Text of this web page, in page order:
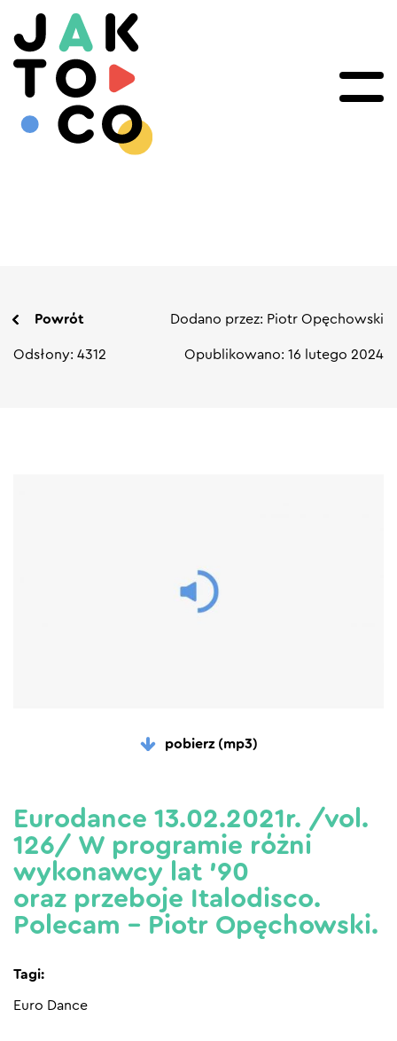
Powrót Dodano przez: Piotr Opęchowski
Odsłony: 4312 Opublikowano: 16 lutego 2024
pobierz (mp3)
Eurodance 13.02.2021r. /vol.
126/ W programie różni
wykonawcy lat ’90
oraz przeboje Italodisco.
Polecam – Piotr Opęchowski.
Tagi:
Euro Dance